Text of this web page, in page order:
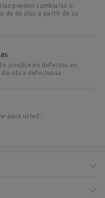
pueden cambiarse o
de 60 días a partir de su
posible en defectos en
obra defectuosa
para usted.